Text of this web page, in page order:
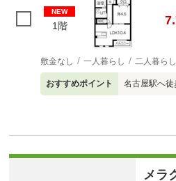
NEW
1階
敷金なし 一人暮らし 二人暮らし
おすすめポイント 名古屋駅へ
メラ